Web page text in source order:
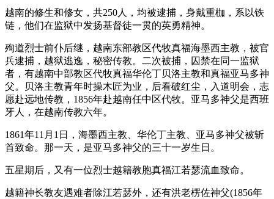
越南的修生和修女，共250人，均被逮捕，身戴重枷，系以铁
链，他们在监狱中发扬基督徒一贯的英勇精神。
殉道烈士前仆后继，越南东部教区代牧真福海墨西主教，被官
兵逮捕，越狱逃逸，秘密传教。二次被捕，囚禁在同一监狱
者，有越南中部教区代牧真福华伦丁贝洛主教和真福亚马多神
父。贝洛主教青年时操木匠为业，后看破红尘，入道明会，志
愿赴远地传教，1856年赴越南任中区代牧。亚马多神父是西班
牙人，在越南传教六年。
1861年11月1日，海墨西主教、华伦丁主教、亚马多神父被斩
首致命。那一天，是亚马多神父的三十一岁生日。
五星期后，又有一位烈士越籍教胞真福江若瑟流血致命。
越籍神长教友遇难者除江若瑟外，还有洪老楞佐神父(1856年